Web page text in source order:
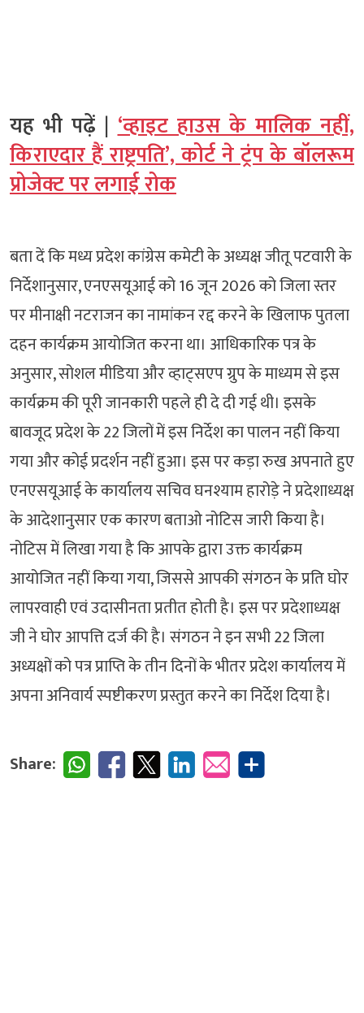
यह भी पढ़ें |‘व्हाइट हाउस के मालिक नहीं,
किराएदार हैं राष्ट्रपति’, कोर्ट ने ट्रंप के बॉलरूम
प्रोजेक्ट पर लगाई रोक
बता दें कि मध्य प्रदेश कांग्रेस कमेटी के अध्यक्ष जीतू पटवारी के
निर्देशानुसार, एनएसयूआई को 16 जून 2026 को जिला स्तर
पर मीनाक्षी नटराजन का नामांकन रद्द करने के खिलाफ पुतला
दहन कार्यक्रम आयोजित करना था। आधिकारिक पत्र के
अनुसार, सोशल मीडिया और व्हाट्सएप ग्रुप के माध्यम से इस
कार्यक्रम की पूरी जानकारी पहले ही दे दी गई थी। इसके
बावजूद प्रदेश के 22 जिलों में इस निर्देश का पालन नहीं किया
गया और कोई प्रदर्शन नहीं हुआ। इस पर कड़ा रुख अपनाते हुए
एनएसयूआई के कार्यालय सचिव घनश्याम हारोड़े ने प्रदेशाध्यक्ष
के आदेशानुसार एक कारण बताओ नोटिस जारी किया है।
नोटिस में लिखा गया है कि आपके द्वारा उक्त कार्यक्रम
आयोजित नहीं किया गया, जिससे आपकी संगठन के प्रति घोर
लापरवाही एवं उदासीनता प्रतीत होती है। इस पर प्रदेशाध्यक्ष
जी ने घोर आपत्ति दर्ज की है। संगठन ने इन सभी 22 जिला
अध्यक्षों को पत्र प्राप्ति के तीन दिनों के भीतर प्रदेश कार्यालय में
अपना अनिवार्य स्पष्टीकरण प्रस्तुत करने का निर्देश दिया है।
Share: